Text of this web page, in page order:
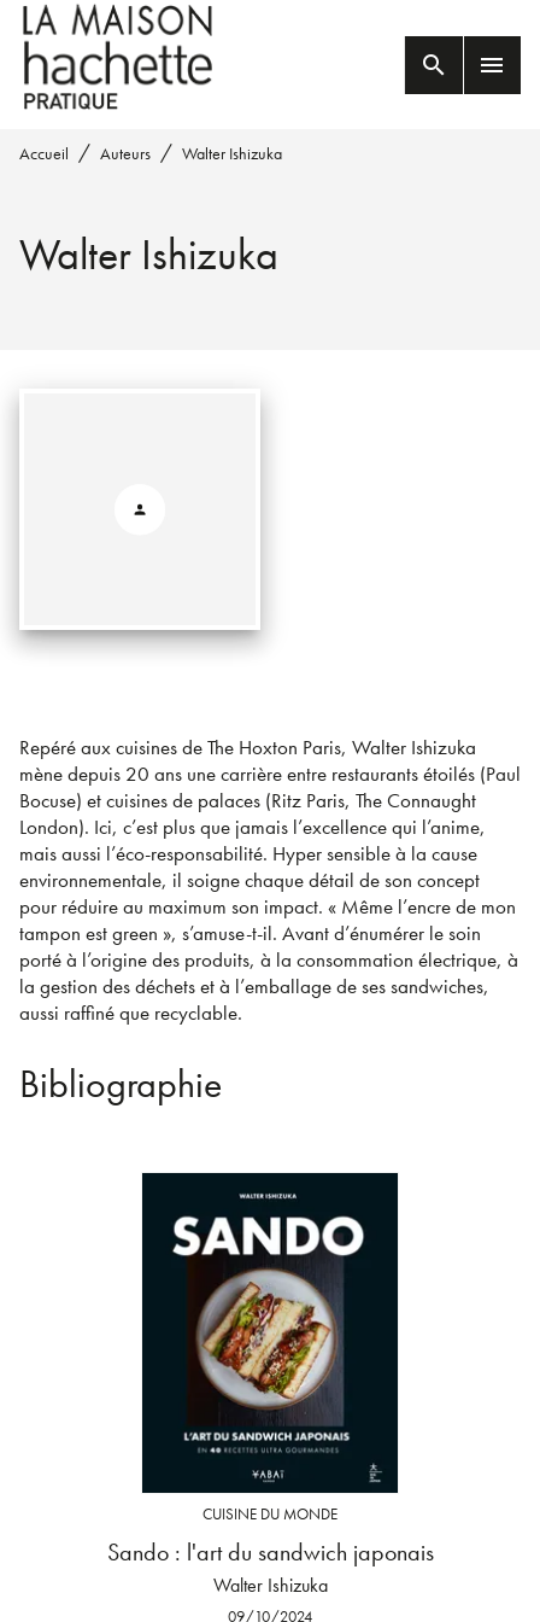
MENU RECHERCHE
PIED DE PAGE
search menu
Accueil / Auteurs / Walter Ishizuka
Walter Ishizuka
Repéré aux cuisines de The Hoxton Paris, Walter Ishizuka
mène depuis 20 ans une carrière entre restaurants étoilés (Paul
Bocuse) et cuisines de palaces (Ritz Paris, The Connaught
London). Ici, c’est plus que jamais l’excellence qui l’anime,
mais aussi l’éco-responsabilité. Hyper sensible à la cause
environnementale, il soigne chaque détail de son concept
pour réduire au maximum son impact. « Même l’encre de mon
tampon est green », s’amuse-t-il. Avant d’énumérer le soin
porté à l’origine des produits, à la consommation électrique, à
la gestion des déchets et à l’emballage de ses sandwiches,
aussi raffiné que recyclable.
Bibliographie
CUISINE DU MONDE
Sando : l'art du sandwich japonais
Walter Ishizuka
09/10/2024